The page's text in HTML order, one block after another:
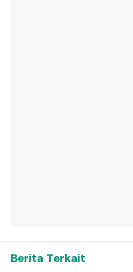
Berita Terkait